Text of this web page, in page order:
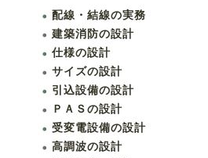
配線・結線の実務
建築消防の設計
仕様の設計
サイズの設計
引込設備の設計
ＰＡＳの設計
受変電設備の設計
高調波の設計